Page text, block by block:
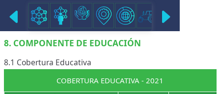
COMPONENTE DE EDUCACIÓN
8. COMPONENTE DE EDUCACIÓN
8.1 Cobertura Educativa
COBERTURA EDUCATIVA - 2021